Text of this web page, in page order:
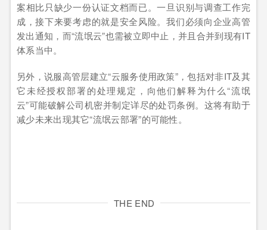
案相比只缺少一份认证文档而已。一旦识别与调查工作完
成，接下来要考虑的就是安全风险。我们必须向企业高管
发出通知，而“流氓云”也需被立即中止，并且合并到现有IT
体系当中。
另外，说服高管层建立“云服务使用政策”，包括对非IT及其
它未经授权部署的处理规定，向他们解释为什么“流氓
云”可能破解公司机密并制定详尽的处罚条例。这将有助于
减少未来出现其它“流氓云部署”的可能性。
THE END